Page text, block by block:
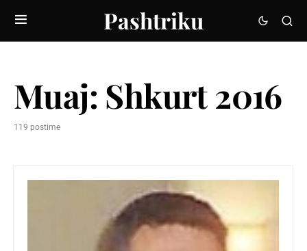
Pashtriku
Muaj: Shkurt 2016
119 postime